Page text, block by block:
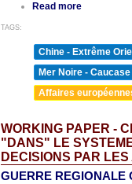
Read more
TAGS:
Chine - Extrême
Mer Noire - Caucase
Affaires
WORKING PAPER -
"DANS" LE
DECISIONS PAR
GUERRE REGIONALE